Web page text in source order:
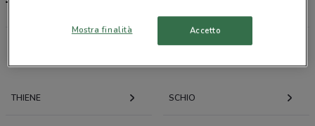
Team 7, offerte e negozi
THIENE SCHIO
Mostra finalità Accetto